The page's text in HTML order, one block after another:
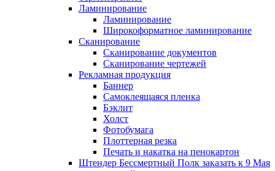
Ламинирование
Ламинирование
Широкоформатное ламинирование
Сканирование
Сканирование документов
Сканирование чертежей
Рекламная продукция
Баннер
Самоклеящаяся пленка
Бэклит
Холст
Фотобумага
Плоттерная резка
Печать и накатка на пенокартон
Штендер Бессмертный Полк заказать к 9 Мая